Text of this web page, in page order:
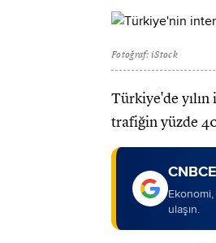
Fotoğraf: iStock
Türkiye'de
trafiğin yüzde
ulaşın.